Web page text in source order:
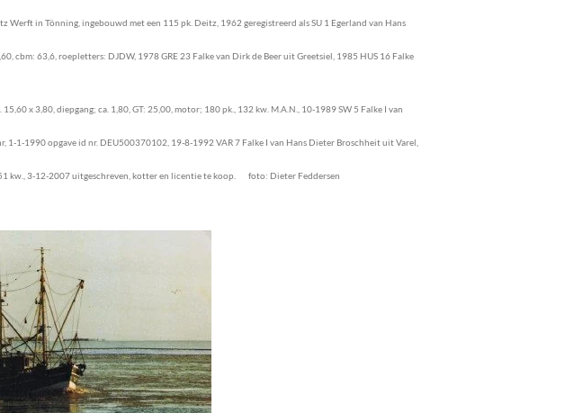
Werft in Tönning, ingebouwd met een 115 pk. Deitz, 1962 geregistreerd als SU 1 Egerland van Hans
cbm: 63,6, roepletters: DJDW, 1978 GRE 23 Falke van Dirk de Beer uit Greetsiel, 1985 HUS 16 Falke
x 3,80, diepgang; ca. 1,80, GT: 25,00, motor; 180 pk., 132 kw. M.A.N., 10-1989 SW 5 Falke I van
1-1-1990 opgave id nr. DEU500370102, 19-8-1992 VAR 7 Falke I van Hans Dieter Broschheit uit Varel,
kw., 3-12-2007 uitgeschreven, kotter en licentie te koop. foto: Dieter Feddersen